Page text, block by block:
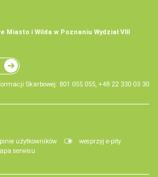
Miasto i Wilda w Poznaniu Wydział VIII
Skarbowej: 801 055 055, +48 22 330 03 30
użytkowników
wesprzyj e-pity
serwisu